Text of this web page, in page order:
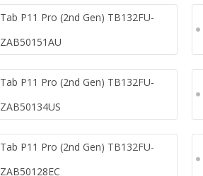
Tab P11 Pro (2nd Gen) TB132FU-
ZAB50151AU
Tab P11 Pro (2nd Gen) TB132FU-
ZAB50134US
Tab P11 Pro (2nd Gen) TB132FU-
ZAB50128EC